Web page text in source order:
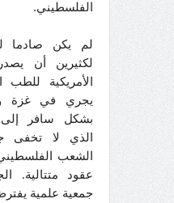
الفلسطيني.
لم يكن صادما
لكثيرين أن
الأمريكية
يجري في غزة
بشكل سافر إلى
الذي لا تخفى
الشعب
عقود متتالية.
جمعية علمية